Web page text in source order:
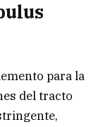
para la
del tracto